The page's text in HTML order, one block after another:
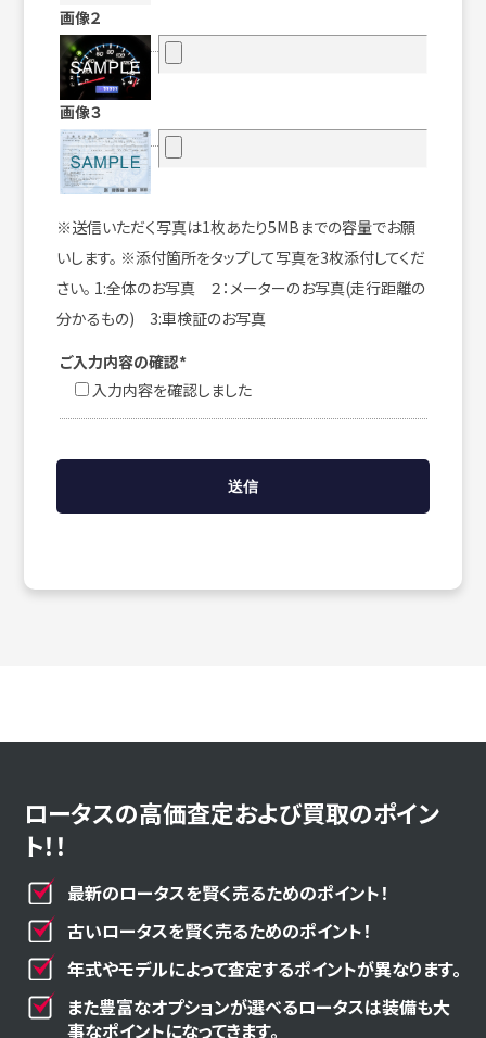
画像２
画像３
※送信いただく写真は1枚あたり5MBまでの容量でお願
いします。 ※添付箇所をタップして写真を3枚添付してくだ
さい。 1:全体のお写真 ２：メーターのお写真(走行距離の
分かるもの) 3:車検証のお写真
ご入力内容の確認*
入力内容を確認しました
ロータスの高価査定および買取のポイン
ト！！
最新のロータスを賢く売るためのポイント！
古いロータスを賢く売るためのポイント！
年式やモデルによって査定するポイントが異なります。
また豊富なオプションが選べるロータスは装備も大
事なポイントになってきます。